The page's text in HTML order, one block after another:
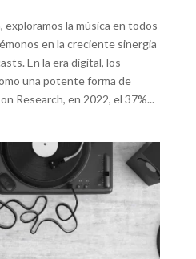
la música en todos
en la creciente sinergia
En la era digital, los
una potente forma de
Research, en 2022, el 37%...